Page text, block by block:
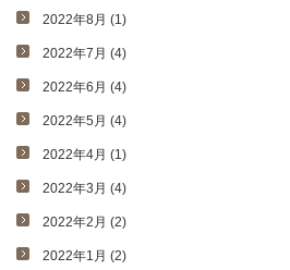
2022年8月 (1)
2022年7月 (4)
2022年6月 (4)
2022年5月 (4)
2022年4月 (1)
2022年3月 (4)
2022年2月 (2)
2022年1月 (2)